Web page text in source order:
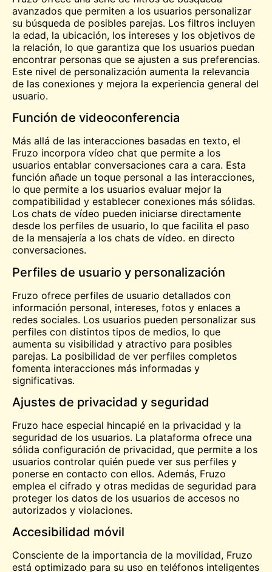
avanzados que permiten a los usuarios personalizar
su búsqueda de posibles parejas. Los filtros incluyen
la edad, la ubicación, los intereses y los objetivos de
la relación, lo que garantiza que los usuarios puedan
encontrar personas que se ajusten a sus preferencias.
Este nivel de personalización aumenta la relevancia
de las conexiones y mejora la experiencia general del
usuario.
Función de videoconferencia
Más allá de las interacciones basadas en texto, el
Fruzo incorpora vídeo chat que permite a los
usuarios entablar conversaciones cara a cara. Esta
función añade un toque personal a las interacciones,
lo que permite a los usuarios evaluar mejor la
compatibilidad y establecer conexiones más sólidas.
Los chats de vídeo pueden iniciarse directamente
desde los perfiles de usuario, lo que facilita el paso
de la mensajería a los chats de vídeo. en directo
conversaciones.
Perfiles de usuario y personalización
Fruzo ofrece perfiles de usuario detallados con
información personal, intereses, fotos y enlaces a
redes sociales. Los usuarios pueden personalizar sus
perfiles con distintos tipos de medios, lo que
aumenta su visibilidad y atractivo para posibles
parejas. La posibilidad de ver perfiles completos
fomenta interacciones más informadas y
significativas.
Ajustes de privacidad y seguridad
Fruzo hace especial hincapié en la privacidad y la
seguridad de los usuarios. La plataforma ofrece una
sólida configuración de privacidad, que permite a los
usuarios controlar quién puede ver sus perfiles y
ponerse en contacto con ellos. Además, Fruzo
emplea el cifrado y otras medidas de seguridad para
proteger los datos de los usuarios de accesos no
autorizados y violaciones.
Accesibilidad móvil
Consciente de la importancia de la movilidad, Fruzo
está optimizado para su uso en teléfonos inteligentes